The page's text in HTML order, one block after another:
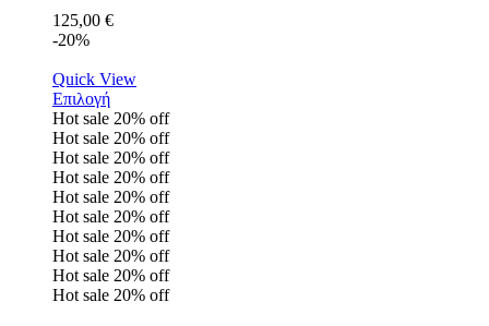
125,00 €
-20%
Quick View
Επιλογή
Hot sale 20% off
Hot sale 20% off
Hot sale 20% off
Hot sale 20% off
Hot sale 20% off
Hot sale 20% off
Hot sale 20% off
Hot sale 20% off
Hot sale 20% off
Hot sale 20% off